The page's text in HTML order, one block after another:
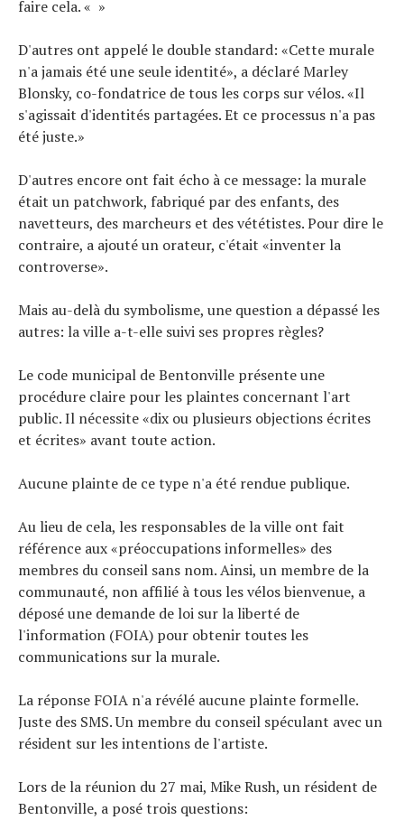
faire cela. « »
D'autres ont appelé le double standard: «Cette murale
n'a jamais été une seule identité», a déclaré Marley
Blonsky, co-fondatrice de tous les corps sur vélos. «Il
s'agissait d'identités partagées. Et ce processus n'a pas
été juste.»
D'autres encore ont fait écho à ce message: la murale
était un patchwork, fabriqué par des enfants, des
navetteurs, des marcheurs et des vététistes. Pour dire le
contraire, a ajouté un orateur, c'était «inventer la
controverse».
Mais au-delà du symbolisme, une question a dépassé les
autres: la ville a-t-elle suivi ses propres règles?
Le code municipal de Bentonville présente une
procédure claire pour les plaintes concernant l'art
public. Il nécessite «dix ou plusieurs objections écrites
et écrites» avant toute action.
Aucune plainte de ce type n'a été rendue publique.
Au lieu de cela, les responsables de la ville ont fait
référence aux «préoccupations informelles» des
membres du conseil sans nom. Ainsi, un membre de la
communauté, non affilié à tous les vélos bienvenue, a
déposé une demande de loi sur la liberté de
l'information (FOIA) pour obtenir toutes les
communications sur la murale.
La réponse FOIA n'a révélé aucune plainte formelle.
Juste des SMS. Un membre du conseil spéculant avec un
résident sur les intentions de l'artiste.
Lors de la réunion du 27 mai, Mike Rush, un résident de
Bentonville, a posé trois questions: